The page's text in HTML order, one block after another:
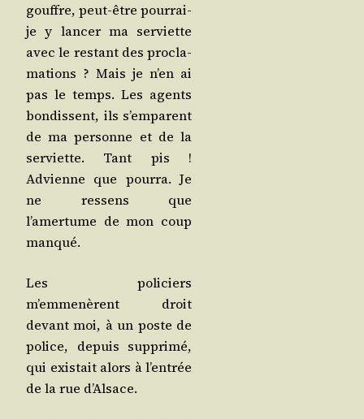
gouffre, peut-être pour­rai-
je y lan­cer ma ser­viette
avec le res­tant des pro­cla­
ma­tions ? Mais je n’en ai
pas le temps. Les agents
bon­dissent, ils s’emparent
de ma per­sonne et de la
ser­viette. Tant pis !
Advienne que pour­ra. Je
ne res­sens que
l’amertume de mon coup
manqué.
Les poli­ciers
m’emmenèrent droit
devant moi, à un poste de
police, depuis sup­pri­mé,
qui exis­tait alors à l’en­trée
de la rue d’Alsace.